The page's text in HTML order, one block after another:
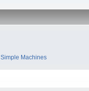
Simple Machines